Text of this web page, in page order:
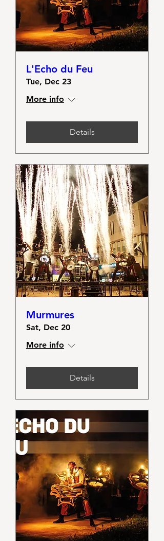
L'Echo du Feu
Tue, Dec 23
More info
Details
Murmures
Sat, Dec 20
More info
Details